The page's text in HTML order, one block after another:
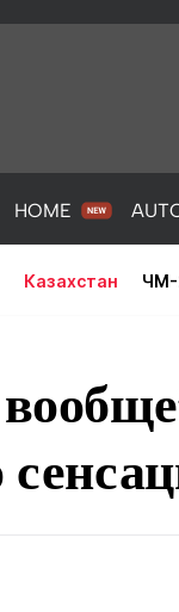
HOME
Казахстан ЧМ-